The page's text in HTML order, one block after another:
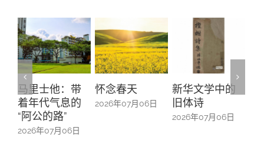
怀念春天
2026年07月06日
新华文学中的
旧体诗
螺钿留芳：碧
山亭贺仪镜框
中的百业记忆